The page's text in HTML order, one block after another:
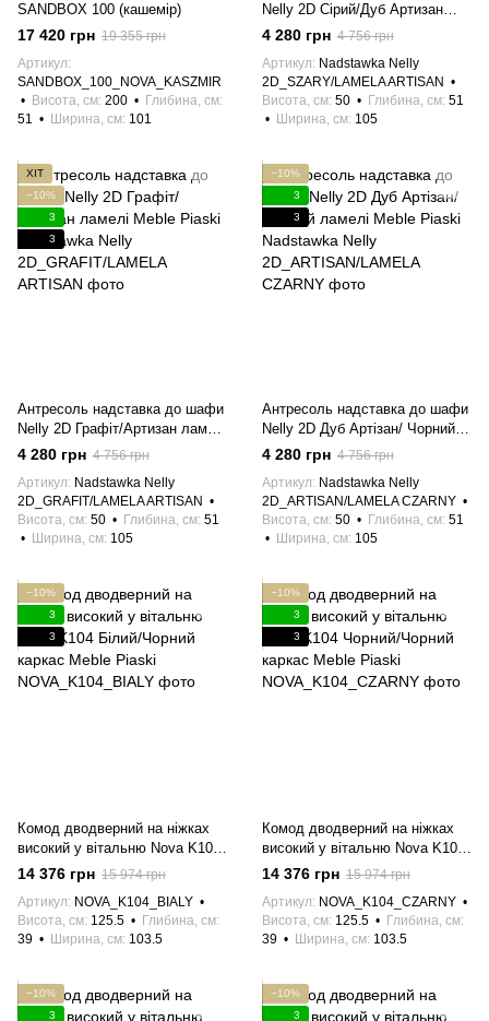
SANDBOX 100 (кашемір)
17 420 грн 19 355 грн
Артикул
SANDBOX_100_NOVA_KASZMIR
Висота, см 200
Глибина, см
51
Ширина, см 101
Nelly 2D Сірий/Дуб Артизан
ламелі Meble Piaski
4 280 грн 4 756 грн
Артикул
Nadstawka Nelly
2D_SZARY/LAMELA ARTISAN
Висота, см 50 Глибина, см 51
Ширина, см 105
ХІТ
−10%
3
3
Антресоль надставка до шафи
Nelly 2D Графіт/Артизан ламелі
Meble Piaski
4 280 грн 4 756 грн
Артикул
Nadstawka Nelly
2D_GRAFIT/LAMELA ARTISAN
Висота, см 50 Глибина, см 51
Ширина, см 105
−10%
3
3
Антресоль надставка до шафи
Nelly 2D Дуб Артізан/ Чорний
ламелі Meble Piaski
4 280 грн 4 756 грн
Артикул
Nadstawka Nelly
2D_ARTISAN/LAMELA CZARNY
Висота, см 50 Глибина, см 51
Ширина, см 105
−10%
3
3
Комод дводверний на ніжках
високий у вітальню Nova K104
Білий/Чорний каркас Meble
14 376 грн 15 974 грн
Артикул
NOVA_K104_BIALY
Висота, см 125.5
Глибина, см
39
Ширина, см 103.5
−10%
3
3
Комод дводверний на ніжках
високий у вітальню Nova K104
Чорний/Чорний каркас Meble
14 376 грн 15 974 грн
Артикул
NOVA_K104_CZARNY
Висота, см 125.5
Глибина, см
39
Ширина, см 103.5
−10%
3
−10%
3